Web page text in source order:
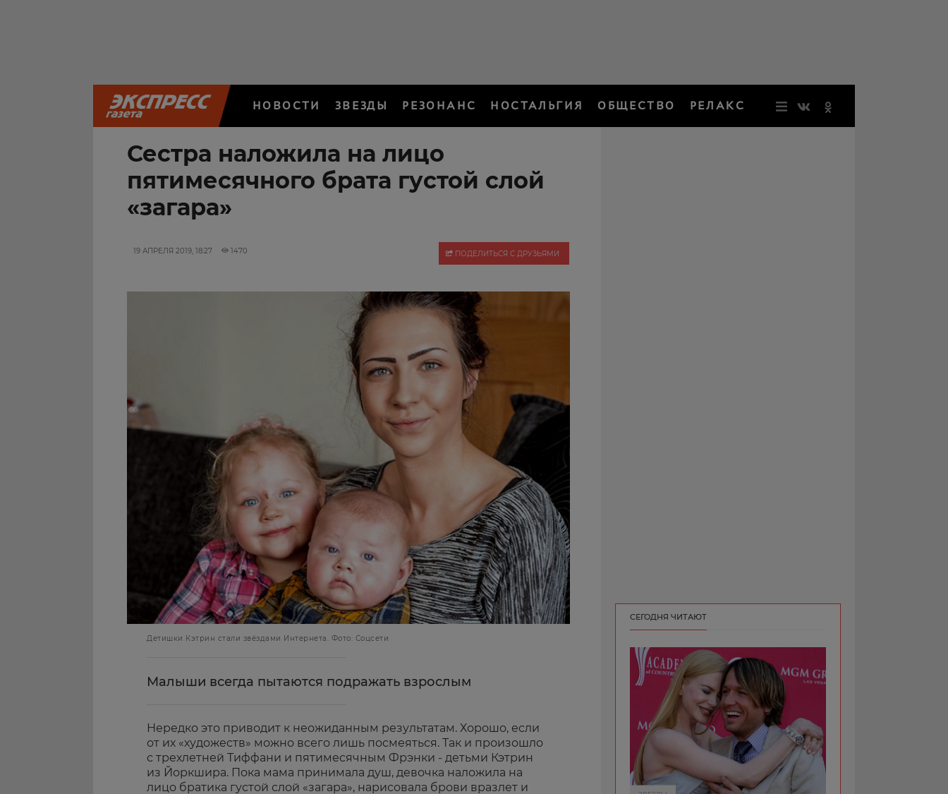
НОВОСТИ ЗВЕЗДЫ РЕЗОНАНС НОСТАЛЬГИЯ ОБЩЕСТВО РЕЛАКС
Сестра наложила на лицо
пятимесячного брата густой слой
«загара»
19 АПРЕЛЯ 2019, 18:27 1470 ПОДЕЛИТЬСЯ С ДРУЗЬЯМИ
Детишки Кэтрин стали звёздами Интернета. Фото: Соцсети
Малыши всегда пытаются подражать взрослым
Нередко это приводит к неожиданным результатам. Хорошо, если
от их «художеств» можно всего лишь посмеяться. Так и произошло
с трехлетней Тиффани и пятимесячным Фрэнки - детьми Кэтрин
из Йоркшира. Пока мама принимала душ, девочка наложила на
лицо братика густой слой «загара», нарисовала брови вразлет и
СЕГОДНЯ ЧИТАЮТ